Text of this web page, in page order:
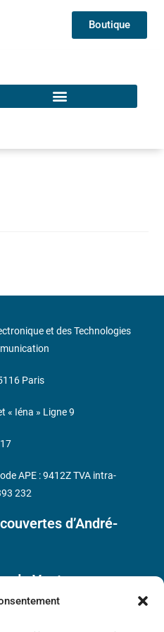
Boutique
d’André-
de Vente
et des Technologies
Paris
« Iéna » Ligne 9
APE : 9412Z TVA intra-
232